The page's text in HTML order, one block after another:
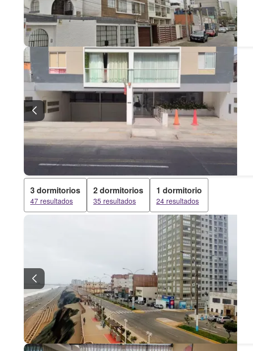
3 dormitorios
47 resultados
2 dormitorios
35 resultados
1 dormitorio
24 resultados